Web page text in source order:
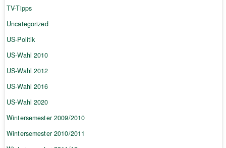
TV-Tipps
Uncategorized
US-Politik
US-Wahl 2010
US-Wahl 2012
US-Wahl 2016
US-Wahl 2020
Wintersemester 2009/2010
Wintersemester 2010/2011